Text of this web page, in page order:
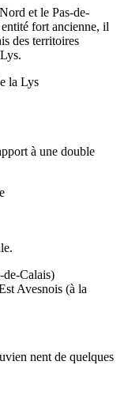
et le Pas-de-
fort ancienne, il
des territoires
la Lys
à une double
de-Calais)
Avesnois (à la
nent de quelques